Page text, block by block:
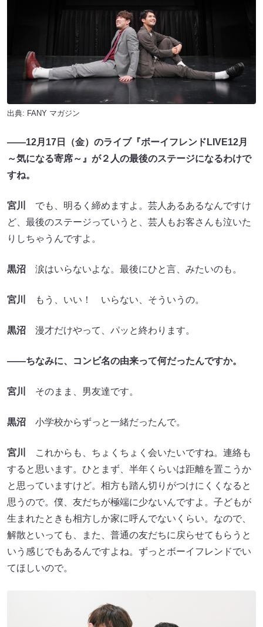
出典: FANY マガジン
――12月17日（金）のライブ『ボーイフレンドLIVE12月
～気になる寄席～』が２人の最後のステージになるわけで
すね。
宮川
でも、明るく締めますよ。芸人あるあるなんですけ
ど、最後のステージっていうと、芸人もお客さんも泣いた
りしちゃうんですよ。
黒沼 涙はいらないよな。最後にひと言、みたいのも。
宮川 もう、いい！ いらない、そういうの。
黒沼 漫才だけやって、パッと終わります。
――ちなみに、コンビ名の由来って何だったんですか。
宮川 そのまま、男友達です。
黒沼 小学校からずっと一緒だったんで。
宮川
これからも、ちょくちょく会いたいですね。連絡も
すると思います。ひとまず、半年くらいは距離を置こうか
と思っていますけど。相方も踏ん切りがつけにくくなると
思うので。僕、友だちが極端に少ないんですよ。子どもが
生まれたときも相方しか家に呼んでないくらい。なので、
解散といっても、また、普通の友だちに戻らせてもらうと
いう感じでもあるんですよね。ずっとボーイフレンドでい
てほしいので。